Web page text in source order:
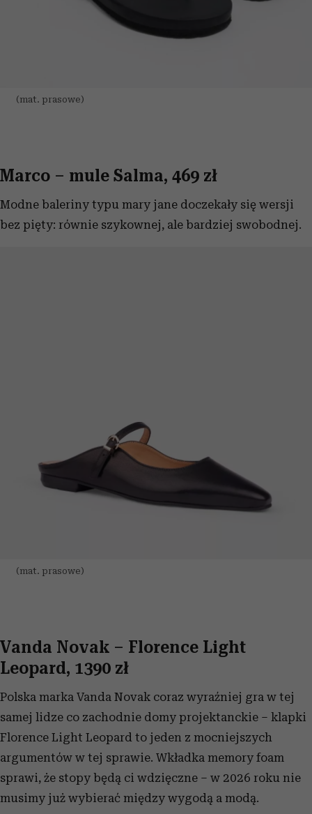
(mat. prasowe)
Marco – mule Salma, 469 zł
Modne baleriny typu mary jane doczekały się wersji
bez pięty: równie szykownej, ale bardziej swobodnej.
(mat. prasowe)
Vanda Novak – Florence Light
Leopard, 1390 zł
Polska marka Vanda Novak coraz wyraźniej gra w tej
samej lidze co zachodnie domy projektanckie – klapki
Florence Light Leopard to jeden z mocniejszych
argumentów w tej sprawie. Wkładka memory foam
sprawi, że stopy będą ci wdzięczne – w 2026 roku nie
musimy już wybierać między wygodą a modą.